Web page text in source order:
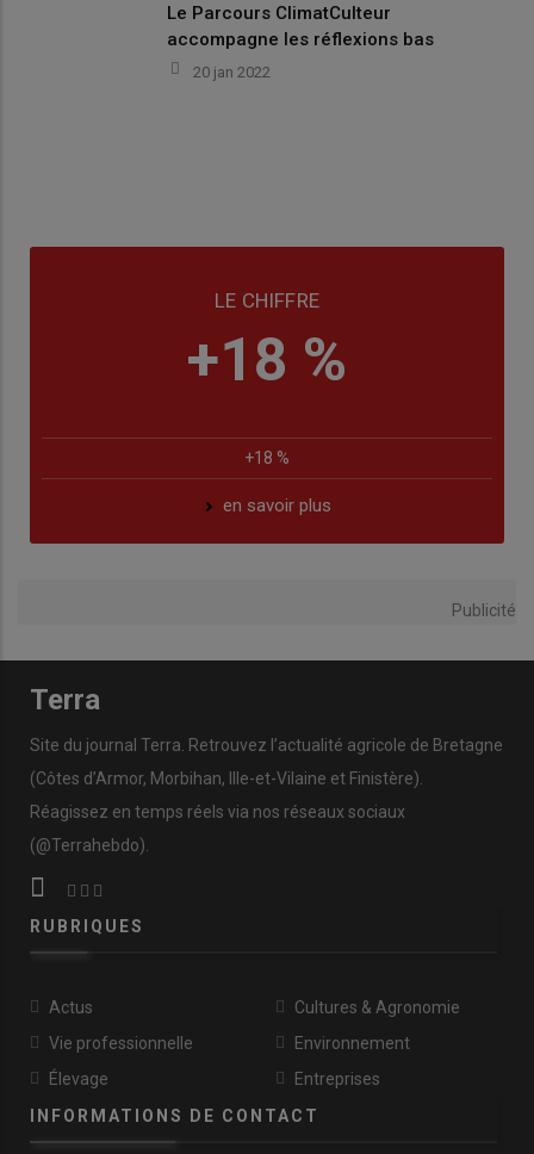
Le Parcours ClimatCulteur
accompagne les réflexions bas
carbone des exploitations
20 jan 2022
LE CHIFFRE
+18 %
+18 %
en savoir plus
Publicité
Terra
Site du journal Terra. Retrouvez l’actualité agricole de Bretagne
(Côtes d’Armor, Morbihan, Ille-et-Vilaine et Finistère).
Réagissez en temps réels via nos réseaux sociaux
(@Terrahebdo).
RUBRIQUES
Actus
Vie professionnelle
Élevage
Cultures & Agronomie
Environnement
Entreprises
INFORMATIONS DE CONTACT